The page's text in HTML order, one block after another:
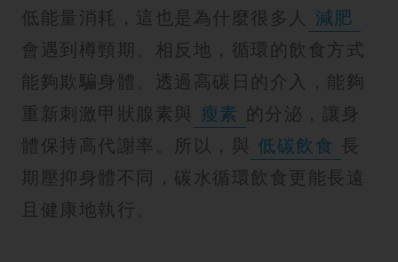
低能量消耗，這也是為什麼很多人 減肥
會遇到樽頸期。相反地，循環的飲食方式
能夠欺騙身體。透過高碳日的介入，能夠
重新刺激甲狀腺素與 瘦素 的分泌，讓身
體保持高代謝率。所以，與 低碳飲食 長
期壓抑身體不同，碳水循環飲食更能長遠
且健康地執行。